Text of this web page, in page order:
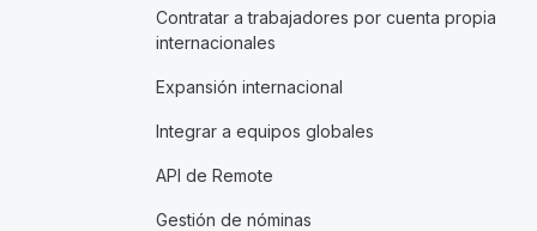
Contratar a trabajadores por cuenta propia
internacionales
Expansión internacional
Integrar a equipos globales
API de Remote
Gestión de nóminas